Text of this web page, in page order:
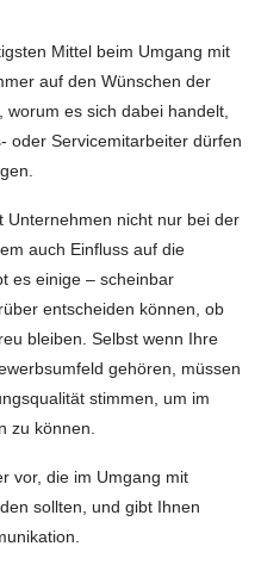
Mittel beim Umgang mit
auf den Wünschen der
es sich dabei handelt,
oder Servicemitarbeiter dürfen
Unternehmen nicht nur bei der
auch Einfluss auf die
es einige – scheinbar
entscheiden können, ob
bleiben. Selbst wenn Ihre
gehören, müssen
stimmen, um im
zu können.
vor, die im Umgang mit
sollten, und gibt Ihnen